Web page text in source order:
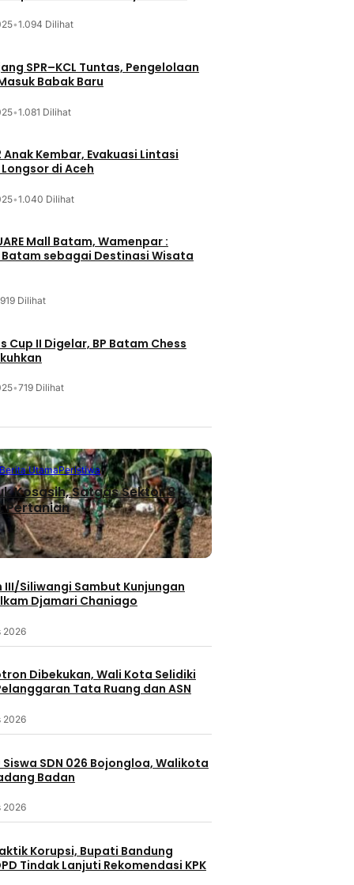
•1.094 Dilihat
SPR–KCL Tuntas, Pengelolaan
Babak Baru
•1.081 Dilihat
Anak Kembar, Evakuasi Lintasi
di Aceh
•1.040 Dilihat
Mall Batam, Wamenpar :
Batam sebagai Destinasi Wisata
919 Dilihat
Cup II Digelar, BP Batam Chess
•719 Dilihat
UtamaPeristiwa
Kosasih, Satgas Sektor 8
Pertanian
III/Siliwangi Sambut Kunjungan
Djamari Chaniago
2026
Dibekukan, Wali Kota Selidiki
Tata Ruang dan ASN
2026
Siswa SDN 026 Bojongloa, Walikota
Badan
2026
Korupsi, Bupati Bandung
Tindak Lanjuti Rekomendasi KPK